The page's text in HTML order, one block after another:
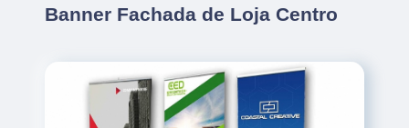
Banner Fachada de Loja Centro